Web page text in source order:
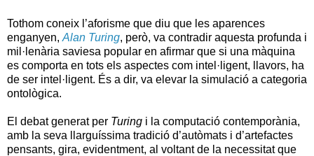
Tothom coneix l’aforisme que diu que les aparences
enganyen, Alan Turing, però, va contradir aquesta profunda i
mil·lenària saviesa popular en afirmar que si una màquina
es comporta en tots els aspectes com intel·ligent, llavors, ha
de ser intel·ligent. És a dir, va elevar la simulació a categoria
ontològica.
El debat generat per Turing i la computació contemporània,
amb la seva llarguíssima tradició d’autòmats i d’artefactes
pensants, gira, evidentment, al voltant de la necessitat que